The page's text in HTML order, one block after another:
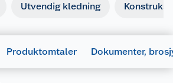
Utvendig kledning
Produktomtaler Dokumenter,